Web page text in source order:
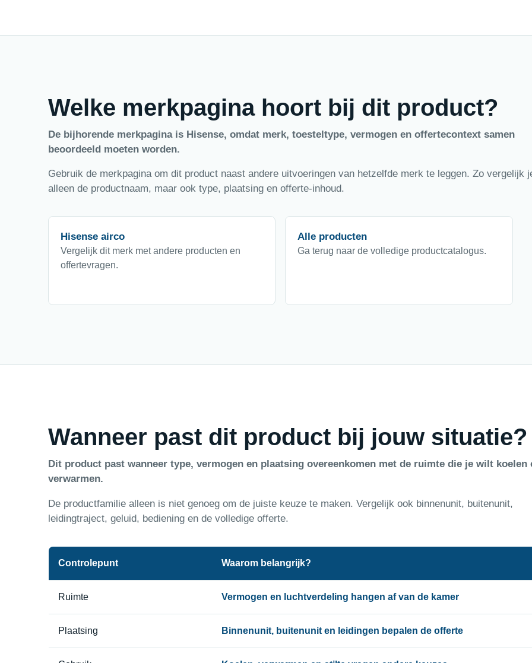
Welke merkpagina hoort bij dit product?
De bijhorende merkpagina is Hisense, omdat merk, toesteltype, vermogen en offertecontext samen
beoordeeld moeten worden.
Gebruik de merkpagina om dit product naast andere uitvoeringen van hetzelfde merk te leggen. Zo vergelijk
alleen de productnaam, maar ook type, plaatsing en offerte-inhoud.
Hisense airco
Vergelijk dit merk met andere producten en
offertevragen.
Alle producten
Ga terug naar de volledige productcatalogus.
Wanneer past dit product bij jouw situatie?
Dit product past wanneer type, vermogen en plaatsing overeenkomen met de ruimte die je wilt koelen
verwarmen.
De productfamilie alleen is niet genoeg om de juiste keuze te maken. Vergelijk ook binnenunit, buitenunit,
leidingtraject, geluid, bediening en de volledige offerte.
Controlepunt Waarom belangrijk?
Ruimte Vermogen en luchtverdeling hangen af van de kamer
Plaatsing Binnenunit, buitenunit en leidingen bepalen de offerte